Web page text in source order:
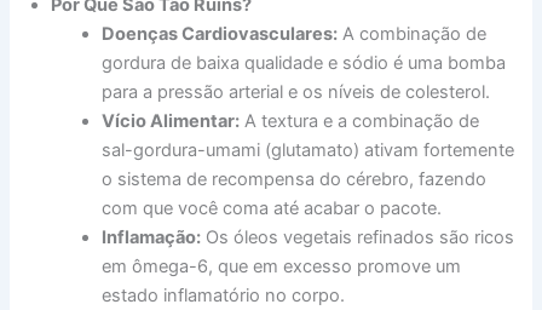
Por Que São Tão Ruins?
Doenças Cardiovasculares: A combinação de
gordura de baixa qualidade e sódio é uma bomba
para a pressão arterial e os níveis de colesterol.
Vício Alimentar: A textura e a combinação de
sal-gordura-umami (glutamato) ativam fortemente
o sistema de recompensa do cérebro, fazendo
com que você coma até acabar o pacote.
Inflamação: Os óleos vegetais refinados são ricos
em ômega-6, que em excesso promove um
estado inflamatório no corpo.